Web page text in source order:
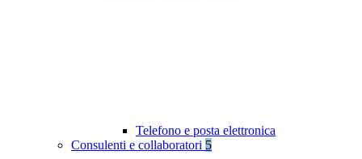
Telefono e posta elettronica
Consulenti e collaboratori 5